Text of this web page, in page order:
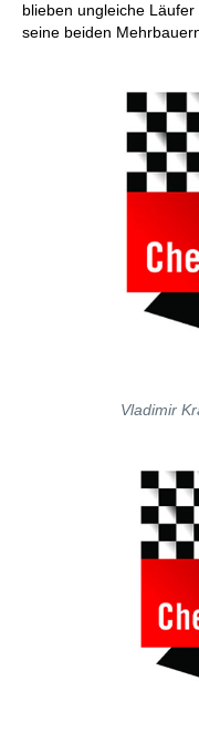
blieben ungleiche
seine beiden
Vladimir